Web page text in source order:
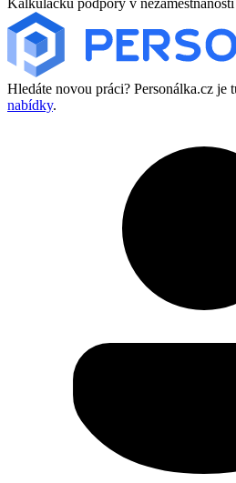
Hledáte novou práci? Personálka.cz je
nabídky.